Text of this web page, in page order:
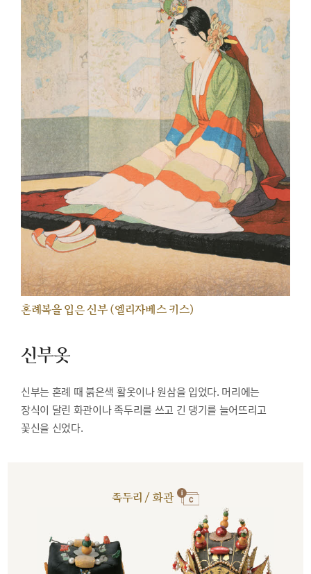
혼례복을 입은 신부 (엘리자베스 키스)
신부옷
신부는 혼례 때 붉은색 활옷이나 원삼을 입었다. 머리에는
장식이 달린 화관이나 족두리를 쓰고 긴 댕기를 늘어뜨리고
꽃신을 신었다.
족두리 / 화관